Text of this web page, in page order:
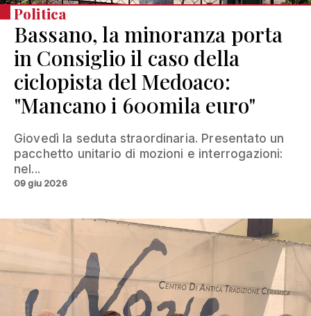
Politica
Bassano, la minoranza porta
in Consiglio il caso della
ciclopista del Medoaco:
"Mancano i 600mila euro"
Giovedì la seduta straordinaria. Presentato un
pacchetto unitario di mozioni e interrogazioni:
nel...
09 giu 2026